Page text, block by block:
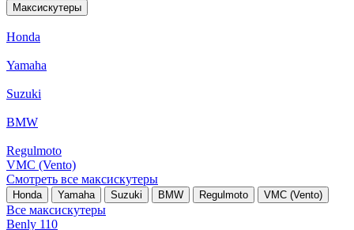
Максискутеры
Honda
Yamaha
Suzuki
BMW
Regulmoto
VMC (Vento)
Смотреть все максискутеры
Honda Yamaha Suzuki BMW Regulmoto VMC (Vento)
Все максискутеры
Benly 110